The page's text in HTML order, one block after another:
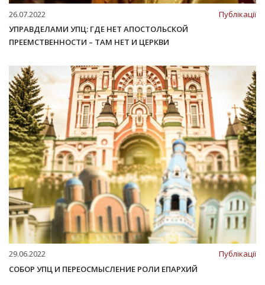
26.07.2022
Публікації
УПРАВДЕЛАМИ УПЦ: ГДЕ НЕТ АПОСТОЛЬСКОЙ
ПРЕЕМСТВЕННОСТИ – ТАМ НЕТ И ЦЕРКВИ
29.06.2022
Публікації
СОБОР УПЦ И ПЕРЕОСМЫСЛЕНИЕ РОЛИ ЕПАРХИЙ